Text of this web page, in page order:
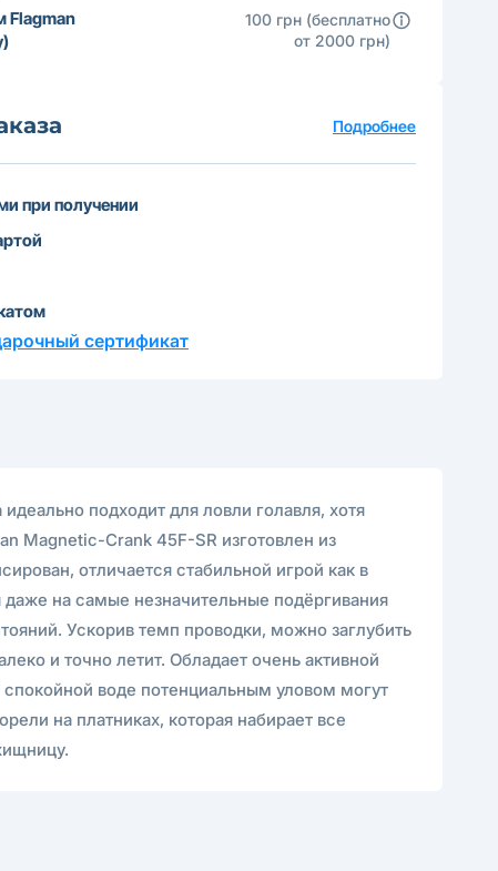
Flagman
100 грн (бесплатно
от 2000 грн)
Подробнее
при получении
сертификат
подходит для ловли голавля, хотя
Magnetic-Crank 45F-SR изготовлен из
отличается стабильной игрой как в
на самые незначительные подёргивания
Ускорив темп проводки, можно заглубить
и точно летит. Обладает очень активной
воде потенциальным уловом могут
на платниках, которая набирает все